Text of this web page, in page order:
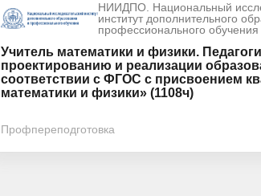
НИИДПО. Национальный
институт дополнительного
профессионального обучения
Учитель математики и физики.
проектированию и реализации
соответствии с ФГОС с присвоением
математики и физики» (1108ч)
Профпереподготовка